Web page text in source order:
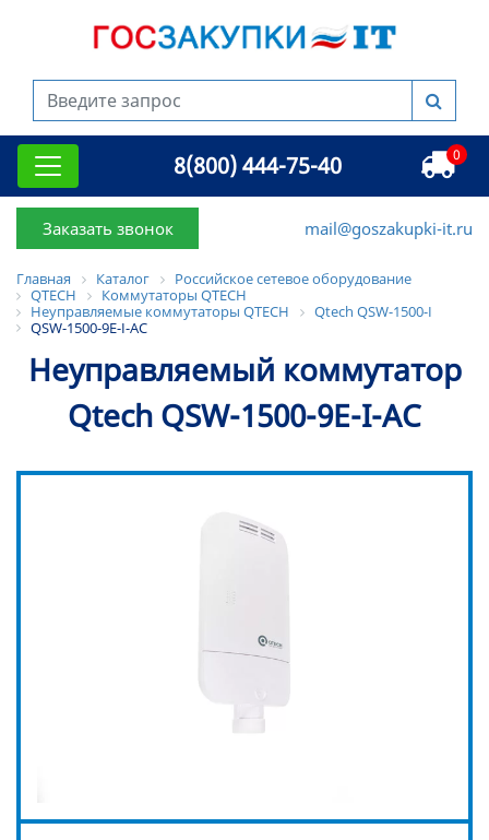
8(800) 444-75-40 0
Заказать звонок mail@goszakupki-it.ru
Главная Каталог
Российское сетевое оборудование
QTECH
Коммутаторы QTECH
Неуправляемые коммутаторы QTECH
Qtech QSW-1500-I
QSW-1500-9E-I-AC
Неуправляемый коммутатор
Qtech QSW-1500-9E-I-AC